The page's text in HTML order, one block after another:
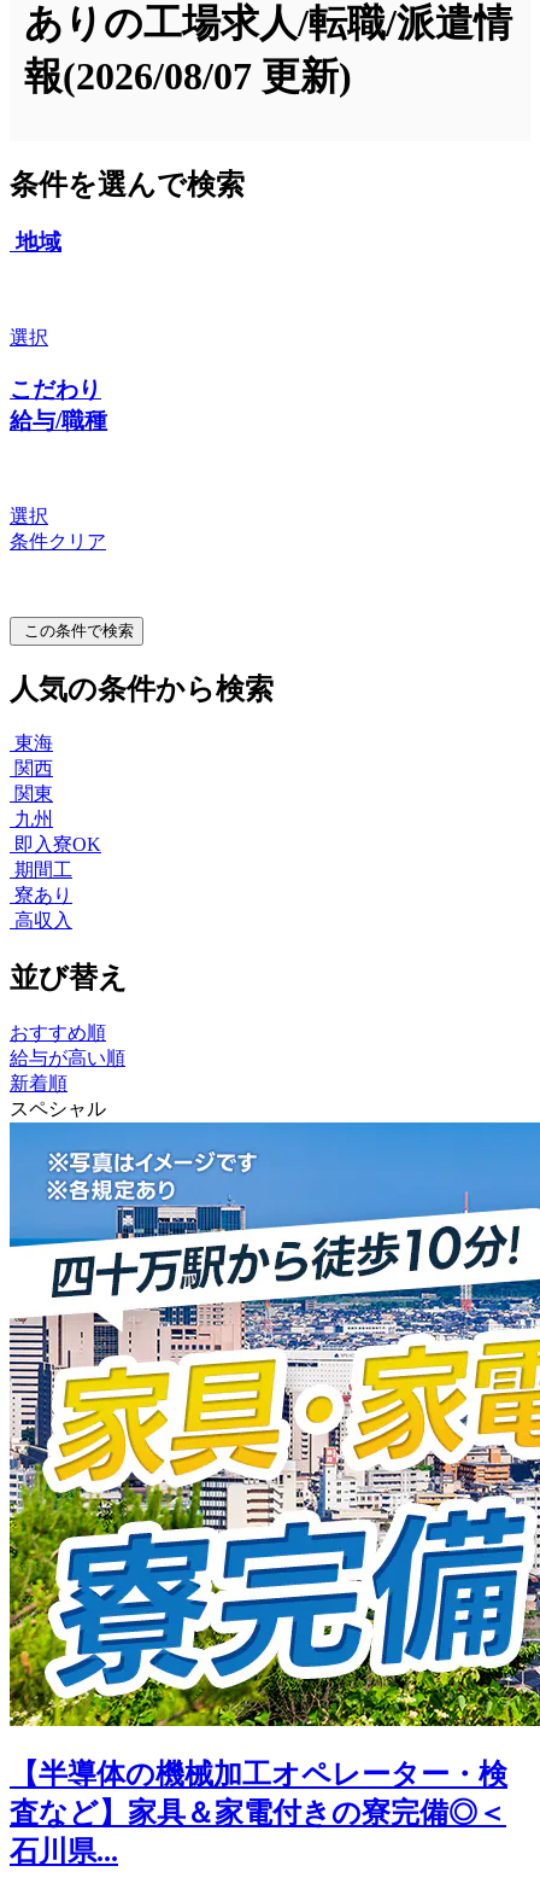
ありの工場求人/転職/派遣情
報(2026/08/07 更新)
条件を選んで検索
地域
選択
こだわり
給与/職種
選択
条件クリア
この条件で検索
人気の条件から検索
東海
関西
関東
九州
即入寮OK
期間工
寮あり
高収入
並び替え
おすすめ順
給与が高い順
新着順
スペシャル
【半導体の機械加工オペレーター・検
査など】家具＆家電付きの寮完備◎＜
石川県...